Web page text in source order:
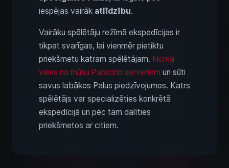
iespējas vairāk atlīdzību.
Vairāku spēlētāju režīmā ekspedīcijas ir
tikpat svarīgas, lai vienmēr pietiktu
priekšmetu katram spēlētājam. Nomā
vienu no mūsu Palworld serveriem un sūti
savus labākos Palus piedzīvojumos. Katrs
spēlētājs var specializēties konkrētā
ekspedīcijā un pēc tam dalīties
priekšmetos ar citiem.